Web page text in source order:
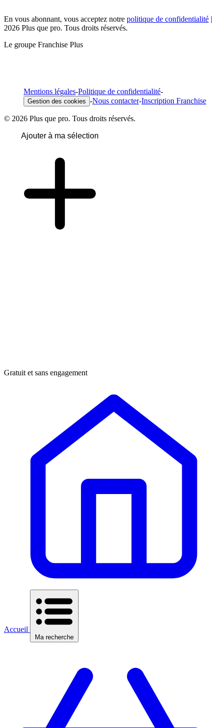
En vous abonnant, vous acceptez notre politique de confidentialité |
2026 Plus que pro. Tous droits réservés.
Le groupe Franchise Plus
Mentions légales-Politique de confidentialité-
Gestion des cookies -Nous contacter-Inscription Franchise
© 2026 Plus que pro. Tous droits réservés.
Ajouter à ma sélection
Gratuit et sans engagement
Accueil
Ma recherche